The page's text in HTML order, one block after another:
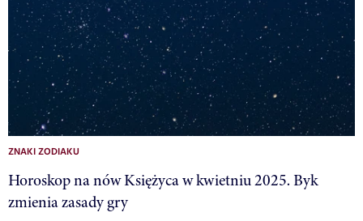
ZNAKI ZODIAKU
Horoskop na nów Księżyca w kwietniu 2025. Byk
zmienia zasady gry